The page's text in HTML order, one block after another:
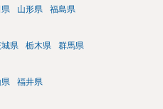
山形県 福島県
県 栃木県 群馬県
福井県